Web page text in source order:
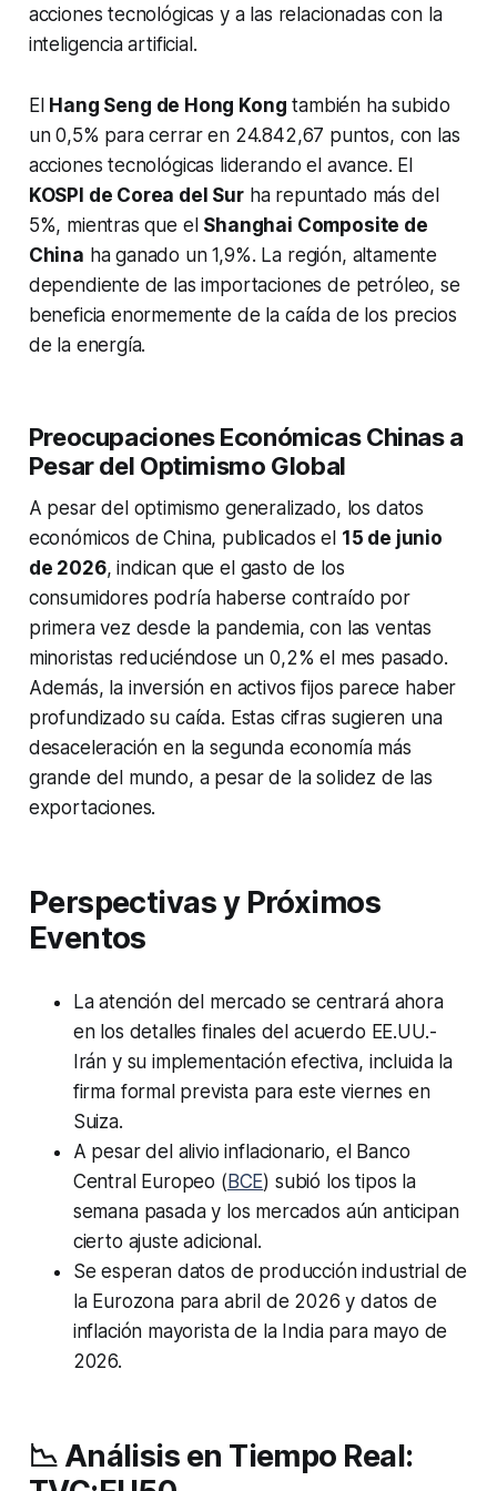
acciones tecnológicas y a las relacionadas con la
inteligencia artificial.
El Hang Seng de Hong Kong también ha subido
un 0,5% para cerrar en 24.842,67 puntos, con las
acciones tecnológicas liderando el avance. El
KOSPI de Corea del Surha repuntado más del
5%, mientras que el Shanghai Composite de
China ha ganado un 1,9%. La región, altamente
dependiente de las importaciones de petróleo, se
beneficia enormemente de la caída de los precios
de la energía.
Preocupaciones Económicas Chinas a
Pesar del Optimismo Global
A pesar del optimismo generalizado, los datos
económicos de China, publicados el 15 de junio
de 2026, indican que el gasto de los
consumidores podría haberse contraído por
primera vez desde la pandemia, con las ventas
minoristas reduciéndose un 0,2% el mes pasado.
Además, la inversión en activos fijos parece haber
profundizado su caída. Estas cifras sugieren una
desaceleración en la segunda economía más
grande del mundo, a pesar de la solidez de las
exportaciones.
Perspectivas y Próximos
Eventos
La atención del mercado se centrará ahora
en los detalles finales del acuerdo EE.UU.-
Irán y su implementación efectiva, incluida la
firma formal prevista para este viernes en
Suiza.
A pesar del alivio inflacionario, el Banco
Central Europeo ( BCE) subió los tipos la
semana pasada y los mercados aún anticipan
cierto ajuste adicional.
Se esperan datos de producción industrial de
la Eurozona para abril de 2026 y datos de
inflación mayorista de la India para mayo de
2026.
📉 Análisis en Tiempo Real: